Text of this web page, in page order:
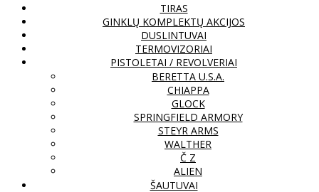
TIRAS
GINKLŲ KOMPLEKTŲ AKCIJOS
DUSLINTUVAI
TERMOVIZORIAI
PISTOLETAI / REVOLVERIAI
BERETTA U.S.A.
CHIAPPA
GLOCK
SPRINGFIELD ARMORY
STEYR ARMS
WALTHER
Č Z
ALIEN
ŠAUTUVAI